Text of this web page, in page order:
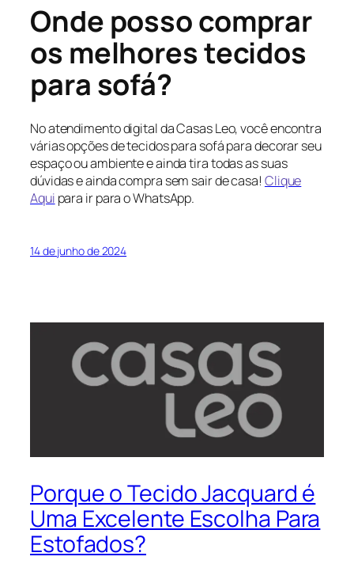
Onde posso comprar
os melhores tecidos
para sofá?
No atendimento digital da Casas Leo, você encontra
várias opções de tecidos para sofá para decorar seu
espaço ou ambiente e ainda tira todas as suas
dúvidas e ainda compra sem sair de casa! Clique
Aqui para ir para o WhatsApp.
14 de junho de 2024
Porque o Tecido Jacquard é
Uma Excelente Escolha Para
Estofados?